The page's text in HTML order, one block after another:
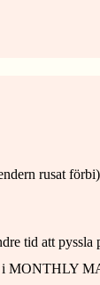
rusat
tid att pyssla
i MONTHLY